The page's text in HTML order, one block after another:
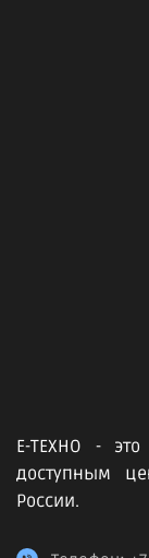
Е-ТЕХНО -
доступным
России.